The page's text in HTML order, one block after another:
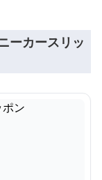
ーカースリッ